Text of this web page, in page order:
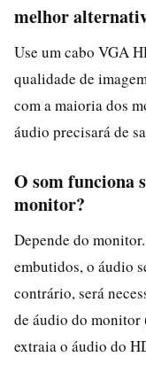
melhor
Use um cabo VGA
qualidade de
com a maioria dos
áudio precisará de
O som funciona
monitor?
Depende do
embutidos, o áudio
contrário, será
de áudio do monitor
extraia o áudio do